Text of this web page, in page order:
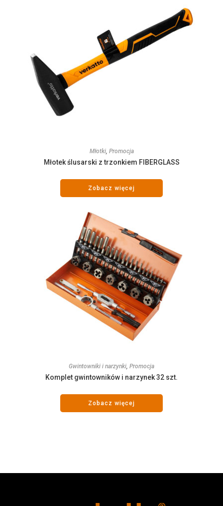
Młotki, Promocja
Młotek ślusarski z trzonkiem FIBERGLASS
Zobacz więcej
Gwintowniki i narzynki, Promocja
Komplet gwintowników i narzynek 32 szt.
Zobacz więcej